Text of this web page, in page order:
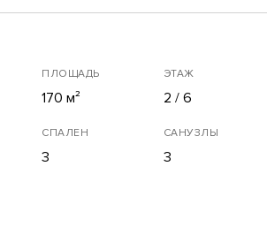
ПЛОЩАДЬ
170 м²
ЭТАЖ
2 / 6
СПАЛЕН
3
САНУЗЛЫ
3